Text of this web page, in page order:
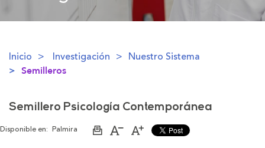
Inicio Investigación Nuestro Sistema
Semilleros
Semillero Psicología Contemporánea
Disponible en: Palmira
ImprimirAumentarDisminuir